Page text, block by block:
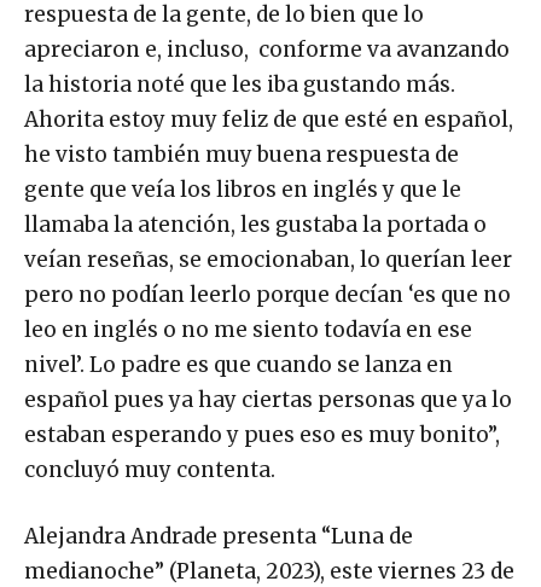
respuesta de la gente, de lo bien que lo
apreciaron e, incluso, conforme va avanzando
la historia noté que les iba gustando más.
Ahorita estoy muy feliz de que esté en español,
he visto también muy buena respuesta de
gente que veía los libros en inglés y que le
llamaba la atención, les gustaba la portada o
veían reseñas, se emocionaban, lo querían leer
pero no podían leerlo porque decían ‘es que no
leo en inglés o no me siento todavía en ese
nivel’. Lo padre es que cuando se lanza en
español pues ya hay ciertas personas que ya lo
estaban esperando y pues eso es muy bonito”,
concluyó muy contenta.
Alejandra Andrade presenta “Luna de
medianoche” (Planeta, 2023), este viernes 23 de